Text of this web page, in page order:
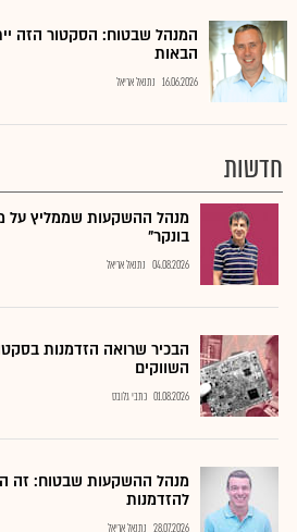
המנהל שבטוח: הסקטור הזה
הבאות
16.06.2026 נתנאל אריאל
חדשות
מנהל ההשקעות שממליץ על
בונקר"
04.08.2026 נתנאל אריאל
הבכיר שרואה הזדמנות
השווקים
01.08.2026 כתבי גלובס
מנהל ההשקעות שבטוח: זה
להזדמנות
28.07.2026 נתנאל אריאל